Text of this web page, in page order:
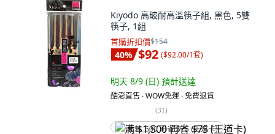
Kiyodo 高玻耐高溫筷子組, 黑色, 5雙
筷子, 1組
首購折扣價$154
40% $92 ($92.00/1套)
明天 8/9 (日) 預計送達
酷澎直售 ∙ WOW免運 ∙ 免費退貨
(31)
满 $1,500 再省 $75 (王道卡)